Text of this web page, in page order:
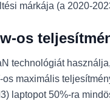
márkája (a 2020-
os
technológiát
maximális
laptopot 50%-ra